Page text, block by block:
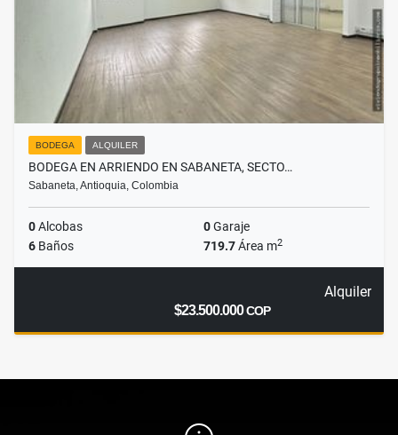
BODEGA ALQUILER
BODEGA EN ARRIENDO EN SABANETA, SECTO…
Sabaneta, Antioquia, Colombia
0Alcobas 0Garaje
6 Baños 719.7Área m2
Alquiler
$23.500.000COP